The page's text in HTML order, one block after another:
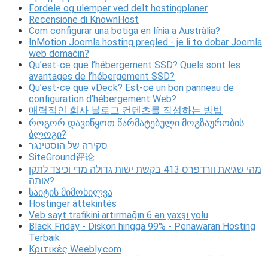
Fordele og ulemper ved delt hostingplaner
Recensione di KnownHost
Com configurar una botiga en línia a Austràlia?
InMotion Joomla hosting pregled - je li to dobar Joomla
web domaćin?
Qu’est-ce que l’hébergement SSD? Quels sont les
avantages de l’hébergement SSD?
Qu’est-ce que vDeck? Est-ce un bon panneau de
configuration d’hébergement Web?
매력적인 회사 블로그 컨텐츠를 작성하는 방법
როგორ დავიწყოთ წარმატებული მოგზაურობის
ბლოგი?
סקירה של הוסטינגר
SiteGround评论
מהי שגיאת וורדפרס 413 בקשת ישות גדולה מדי וכיצד לתקן
אותה?
საიტის მიმოხილვა
Hostinger áttekintés
Veb sayt trafikini artırmağın 6 ən yaxşı yolu
Black Friday - Diskon hingga 99% - Penawaran Hosting
Terbaik
Κριτικές Weebly.com